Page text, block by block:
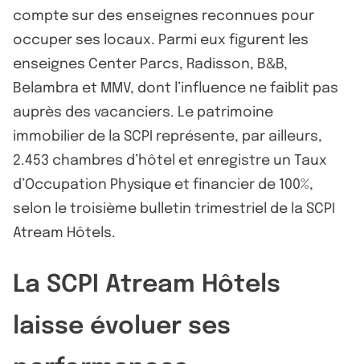
compte sur des enseignes reconnues pour
occuper ses locaux. Parmi eux figurent les
enseignes Center Parcs, Radisson, B&B,
Belambra et MMV, dont l’influence ne faiblit pas
auprès des vacanciers. Le patrimoine
immobilier de la SCPI représente, par ailleurs,
2.453 chambres d’hôtel et enregistre un Taux
d’Occupation Physique et financier de 100%,
selon le troisième bulletin trimestriel de la SCPI
Atream Hôtels.
La SCPI Atream Hôtels
laisse évoluer ses